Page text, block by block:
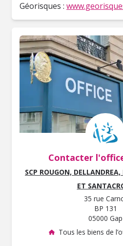
Géorisques :
Contacter
SCP ROUGON,
ET
35 rue
BP 131
05000 Gap
Tous les biens de